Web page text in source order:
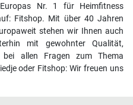
Nr. 1 für Heimfitness
Fitshop. Mit über 40 Jahren
stehen wir Ihnen auch
mit gewohnter Qualität,
bei allen Fragen zum Thema
oder Fitshop: Wir freuen uns